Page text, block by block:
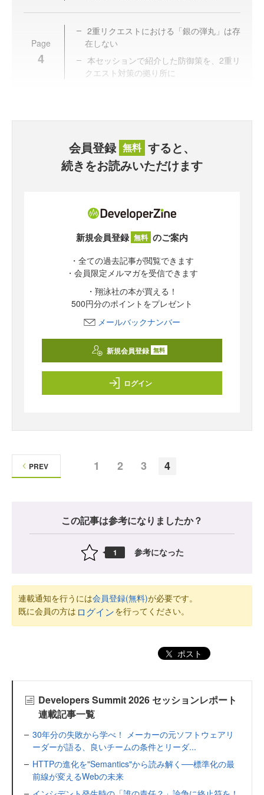
Page
4
2重リクエストにおける「銀の弾丸」は存
在しない
本セッションで紹介した防御策を、2重リ
クエスト対策の拠り所に
会員登録 無料 すると、
続きをお読みいただけます
新規会員登録 無料 のご案内
・全ての過去記事が閲覧できます
・会員限定メルマガを受信できます
・翔泳社の本が買える！
500円分のポイントをプレゼント
メールバックナンバー
新規会員登録 無料
ログイン
1 2 3 4
PREV
この記事は参考になりましたか？
1 参考になった
連載通知を行うには会員登録(無料)が必要です。
既に会員の方は ログインを行ってください。
ポスト
Developers Summit 2026 セッションレポート
連載記事一覧
30年分の失敗から学べ！ メーカーの元ソフトウェアリ
ーダーが語る、良いチームの条件とリーダ...
HTTPの進化を"Semantics"から読み解く──標準化の最
前線が変えるWebの未来